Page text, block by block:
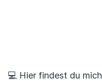
💻 Hier findest du